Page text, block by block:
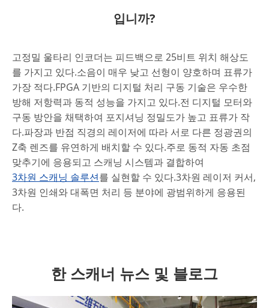
입니까?
고정밀 울타리 인코더는 피드백으로 25비트 위치 해상도
를 가지고 있다.소음이 매우 낮고 선형이 양호하며 표류가
가장 적다.FPGA 기반의 디지털 처리 구동 기술은 우수한
방해 저항력과 동적 성능을 가지고 있다.전 디지털 모터와
구동 방안을 채택하여 포지셔닝 정밀도가 높고 표류가 작
다.파장과 반점 직경의 레이저에 따라 서로 다른 정광권의
Z축 렌즈를 유연하게 배치할 수 있다.주로 동적 자동 초점
맞추기에 응용되고 스캐닝 시스템과 결합하여
3차원 스캐닝 솔루션를 실현할 수 있다.3차원 레이저 커서,
3차원 인쇄와 대폭면 처리 등 분야에 광범위하게 응용된
다.
한 스캐너 뉴스 및 블로그